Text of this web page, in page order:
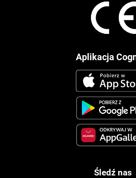
Aplikacja
Śledź nas